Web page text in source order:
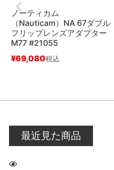
ノーティカム
（Nauticam）NA 67ダブル
フリップレンズアダプター
M77 #21055
¥69,080税込
最近見た商品